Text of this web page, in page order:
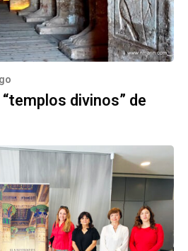
divinos” de